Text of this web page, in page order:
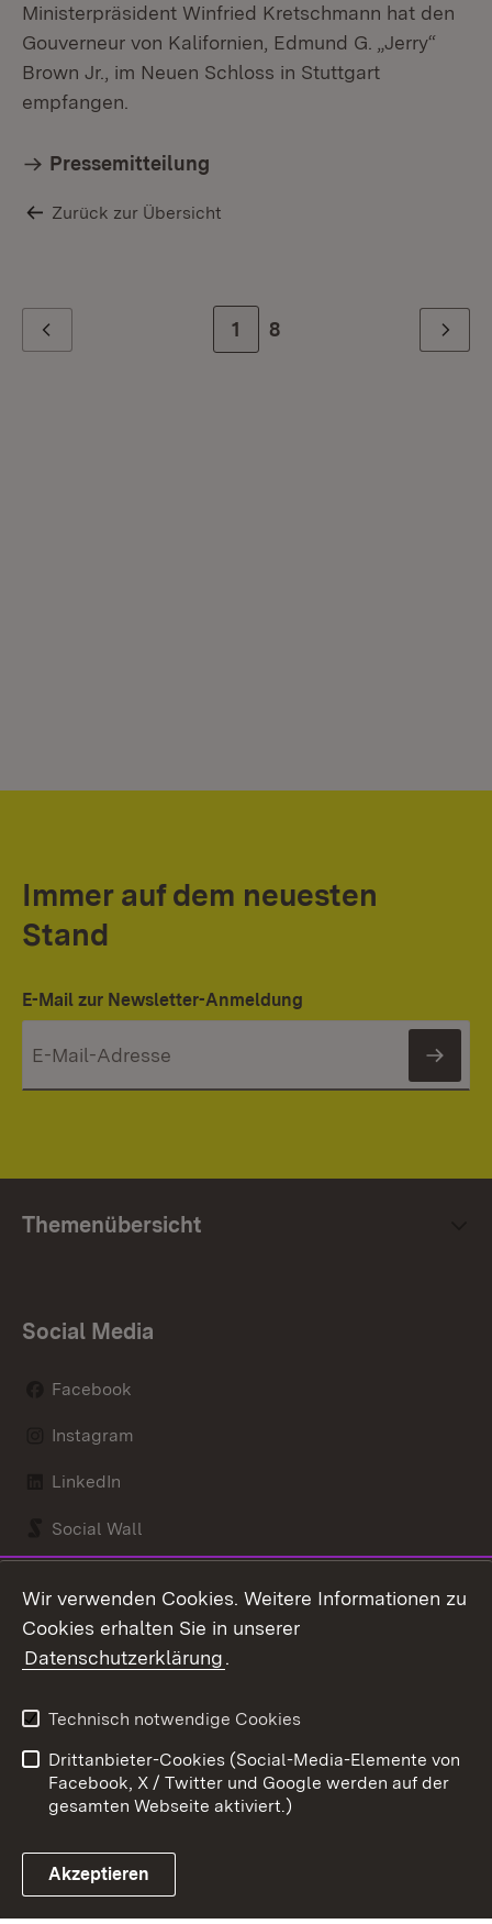
Ministerpräsident Winfried Kretschmann hat den
Gouverneur von Kalifornien, Edmund G. „Jerry“
Brown Jr., im Neuen Schloss in Stuttgart
empfangen.
Pressemitteilung
Zurück zur Übersicht
Zur Seite
1 Zur letzten Seite
8 Weiter
Immer auf dem neuesten
Stand
E-Mail zur Newsletter-Anmeldung
Themenübersicht
Social Media
Facebook
Instagram
LinkedIn
Social Wall
Link zum Landesportal
Kontakt
Barrierefreiheit
Impressum
Cookies
Wir verwenden Cookies. Weitere Informationen zu
Cookies erhalten Sie in unserer
Datenschutzerklärung.
Technisch notwendige Cookies
Drittanbieter-Cookies (Social-Media-Elemente von
Facebook, X / Twitter und Google werden auf der
gesamten Webseite aktiviert.)
Akzeptieren